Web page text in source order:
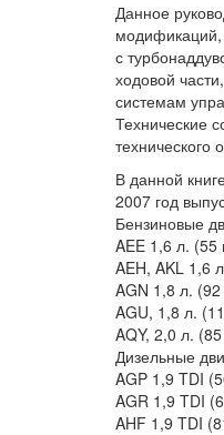
Данное
модификаций,
с
ходовой
системам
Технические
технического
В данной
2007 год
Бензиновые
AEE 1,6 л. (55
AEH, AKL 1,6
AGN 1,8 л.
AGU, 1,8 л.
AQY, 2,0 л.
Дизельные
AGP 1,9 TDI
AGR 1,9 TDI
AHF 1,9 TDI